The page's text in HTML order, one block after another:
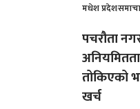
मधेश प्रदेश
पचरौता
तोकिएको
खर्च